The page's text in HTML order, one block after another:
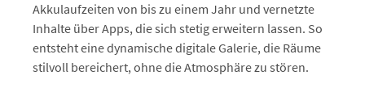
Akkulaufzeiten von bis zu einem Jahr und vernetzte
Inhalte über Apps, die sich stetig erweitern lassen. So
entsteht eine dynamische digitale Galerie, die Räume
stilvoll bereichert, ohne die Atmosphäre zu stören.